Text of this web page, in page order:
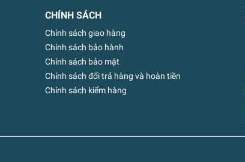
CHÍNH SÁCH
Chính sách giao hàng
Chính sách bảo hành
Chính sách bảo mật
Chính sách đổi trả hàng và hoàn tiền
Chính sách kiểm hàng